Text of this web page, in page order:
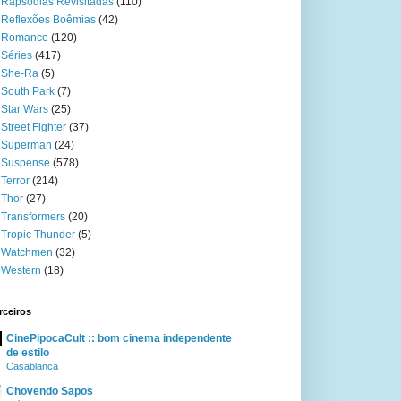
Reflexões Boêmias (42)
Romance (120)
Séries (417)
She-Ra (5)
South Park (7)
Star Wars (25)
Street Fighter (37)
Superman (24)
Suspense (578)
Terror (214)
Thor (27)
Transformers (20)
Tropic Thunder (5)
Watchmen (32)
Western (18)
CinePipocaCult :: bom cinema independente
de estilo
Casablanca
Chovendo Sapos